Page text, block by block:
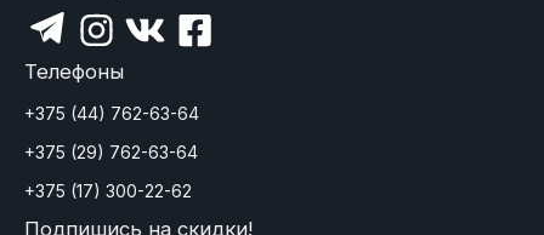
Телефоны
+375 (44) 762-63-64
+375 (29) 762-63-64
+375 (17) 300-22-62
Подпишись на скидки!